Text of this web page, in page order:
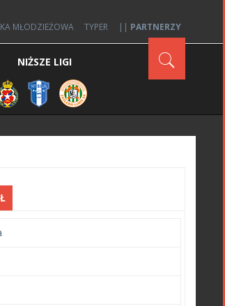
MŁODZIEŻOWA TYPER || PARTNERZY
NIŻSZE LIGI